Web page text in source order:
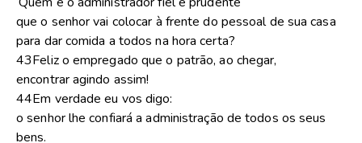
que o senhor vai colocar à frente do pessoal de sua casa
para dar comida a todos na hora certa?
43Feliz o empregado que o patrão, ao chegar,
encontrar agindo assim!
44Em verdade eu vos digo:
o senhor lhe confiará a administração de todos os seus
bens.